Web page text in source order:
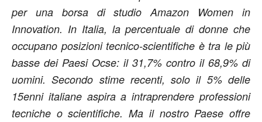
per una borsa di studio Amazon Women in
Innovation. In Italia, la percentuale di donne che
occupano posizioni tecnico-scientifiche è tra le più
basse dei Paesi Ocse: il 31,7% contro il 68,9% di
uomini. Secondo stime recenti, solo il 5% delle
15enni italiane aspira a intraprendere professioni
tecniche o scientifiche. Ma il nostro Paese offre